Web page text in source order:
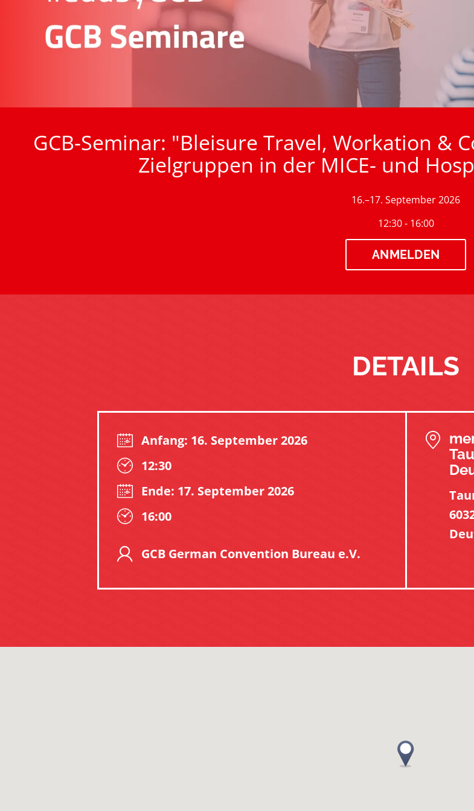
GCB-Seminar: "Bleisure Travel, Workation &
Zielgruppen in der MICE- und
16.–17. September 2026
12:30 - 16:00
ANMELDEN
DETAILS
Anfang: 16. September 2026
12:30
Ende: 17. September 2026
16:00
GCB German Convention Bureau e.V.